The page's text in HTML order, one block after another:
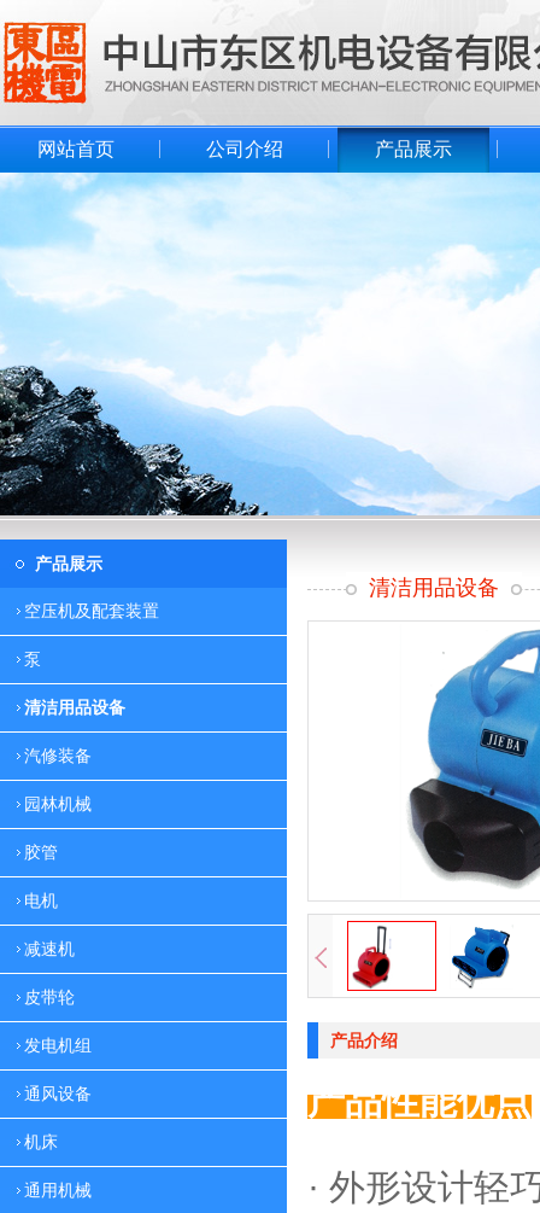
网站首页 公司介绍 产品展示
产品展示
空压机及配套装置
泵
清洁用品设备
汽修装备
园林机械
胶管
电机
减速机
皮带轮
发电机组
通风设备
机床
通用机械
清洁用品设备
产品介绍
产品性能优点
· 外形设计轻